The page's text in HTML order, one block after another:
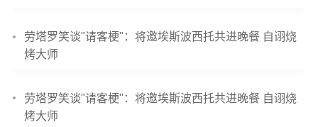
劳塔罗笑谈"请客梗"：将邀埃斯波西托共进晚餐 自诩烧
烤大师
劳塔罗笑谈"请客梗"：将邀埃斯波西托共进晚餐 自诩烧
烤大师